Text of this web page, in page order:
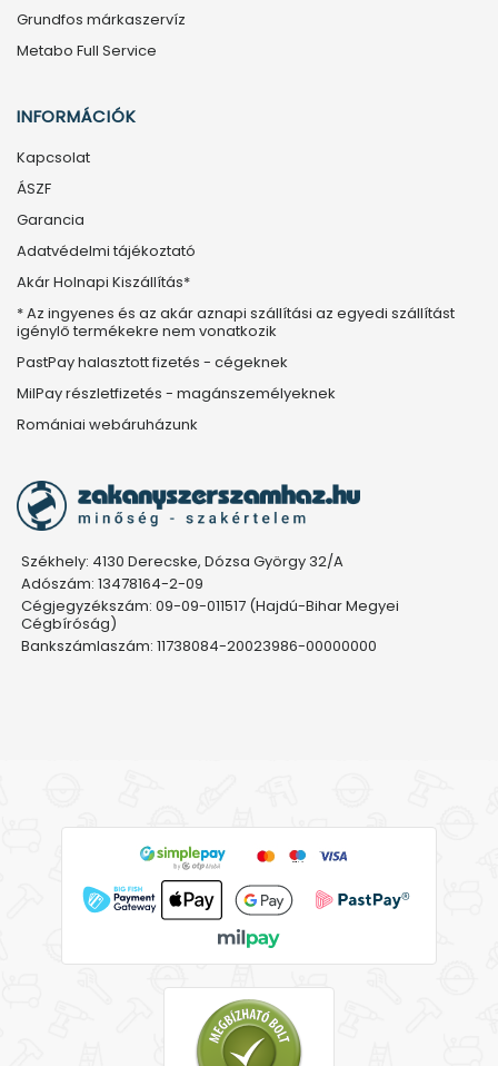
Grundfos márkaszervíz
Metabo Full Service
INFORMÁCIÓK
Kapcsolat
ÁSZF
Garancia
Adatvédelmi tájékoztató
Akár Holnapi Kiszállítás*
* Az ingyenes és az akár aznapi szállítási az egyedi szállítást
igénylő termékekre nem vonatkozik
PastPay halasztott fizetés - cégeknek
MilPay részletfizetés - magánszemélyeknek
Romániai webáruházunk
Székhely: 4130 Derecske, Dózsa György 32/A
Adószám: 13478164-2-09
Cégjegyzékszám: 09-09-011517 (Hajdú-Bihar Megyei
Cégbíróság)
Bankszámlaszám: 11738084-20023986-00000000